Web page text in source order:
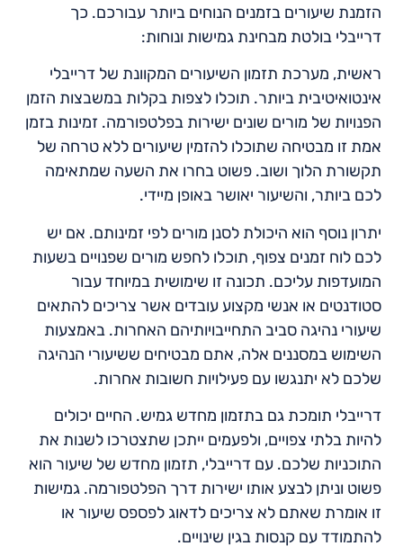
הזמנת שיעורים בזמנים הנוחים ביותר עבורכם. כך
דרייבלי בולטת מבחינת גמישות ונוחות:
ראשית, מערכת תזמון השיעורים המקוונת של דרייבלי
אינטואיטיבית ביותר. תוכלו לצפות בקלות במשבצות הזמן
הפנויות של מורים שונים ישירות בפלטפורמה. זמינות בזמן
אמת זו מבטיחה שתוכלו להזמין שיעורים ללא טרחה של
תקשורת הלוך ושוב. פשוט בחרו את השעה שמתאימה
לכם ביותר, והשיעור יאושר באופן מיידי.
יתרון נוסף הוא היכולת לסנן מורים לפי זמינותם. אם יש
לכם לוח זמנים צפוף, תוכלו לחפש מורים שפנויים בשעות
המועדפות עליכם. תכונה זו שימושית במיוחד עבור
סטודנטים או אנשי מקצוע עובדים אשר צריכים להתאים
שיעורי נהיגה סביב התחייבויותיהם האחרות. באמצעות
השימוש במסננים אלה, אתם מבטיחים ששיעורי הנהיגה
שלכם לא יתנגשו עם פעילויות חשובות אחרות.
דרייבלי תומכת גם בתזמון מחדש גמיש. החיים יכולים
להיות בלתי צפויים, ולפעמים ייתכן שתצטרכו לשנות את
התוכניות שלכם. עם דרייבלי, תזמון מחדש של שיעור הוא
פשוט וניתן לבצע אותו ישירות דרך הפלטפורמה. גמישות
זו אומרת שאתם לא צריכים לדאוג לפספס שיעור או
להתמודד עם קנסות בגין שינויים.